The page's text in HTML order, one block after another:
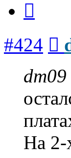
#424
На 2-